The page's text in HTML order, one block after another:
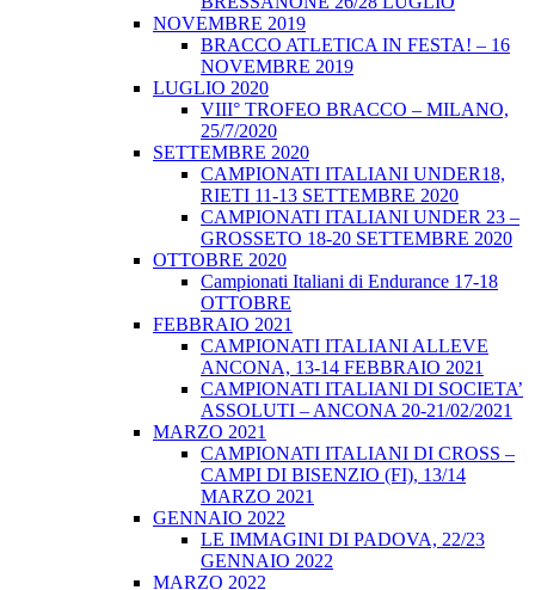
NOVEMBRE 2019
BRACCO ATLETICA IN FESTA! – 16
NOVEMBRE 2019
LUGLIO 2020
VIII° TROFEO BRACCO – MILANO,
25/7/2020
SETTEMBRE 2020
CAMPIONATI ITALIANI UNDER18,
RIETI 11-13 SETTEMBRE 2020
CAMPIONATI ITALIANI UNDER 23 –
GROSSETO 18-20 SETTEMBRE 2020
OTTOBRE 2020
Campionati Italiani di Endurance 17-18
OTTOBRE
FEBBRAIO 2021
CAMPIONATI ITALIANI ALLEVE
ANCONA, 13-14 FEBBRAIO 2021
CAMPIONATI ITALIANI DI SOCIETA’
ASSOLUTI – ANCONA 20-21/02/2021
MARZO 2021
CAMPIONATI ITALIANI DI CROSS –
CAMPI DI BISENZIO (FI), 13/14
MARZO 2021
GENNAIO 2022
LE IMMAGINI DI PADOVA, 22/23
GENNAIO 2022
MARZO 2022